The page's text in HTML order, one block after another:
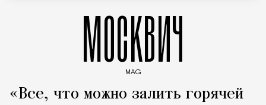
МОСКВИЧ
MAG
«Все, что можно залить горячей